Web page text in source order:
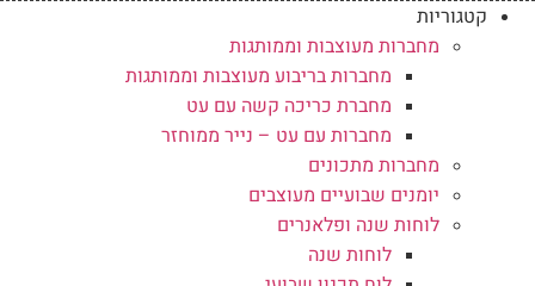
קטגוריות
מחברות מעוצבות וממותגות
מחברות בריבוע מעוצבות וממותגות
מחברת כריכה קשה עם עט
מחברות עם עט – נייר ממוחזר
מחברות מתכונים
יומנים שבועיים מעוצבים
לוחות שנה ופלאנרים
לוחות שנה